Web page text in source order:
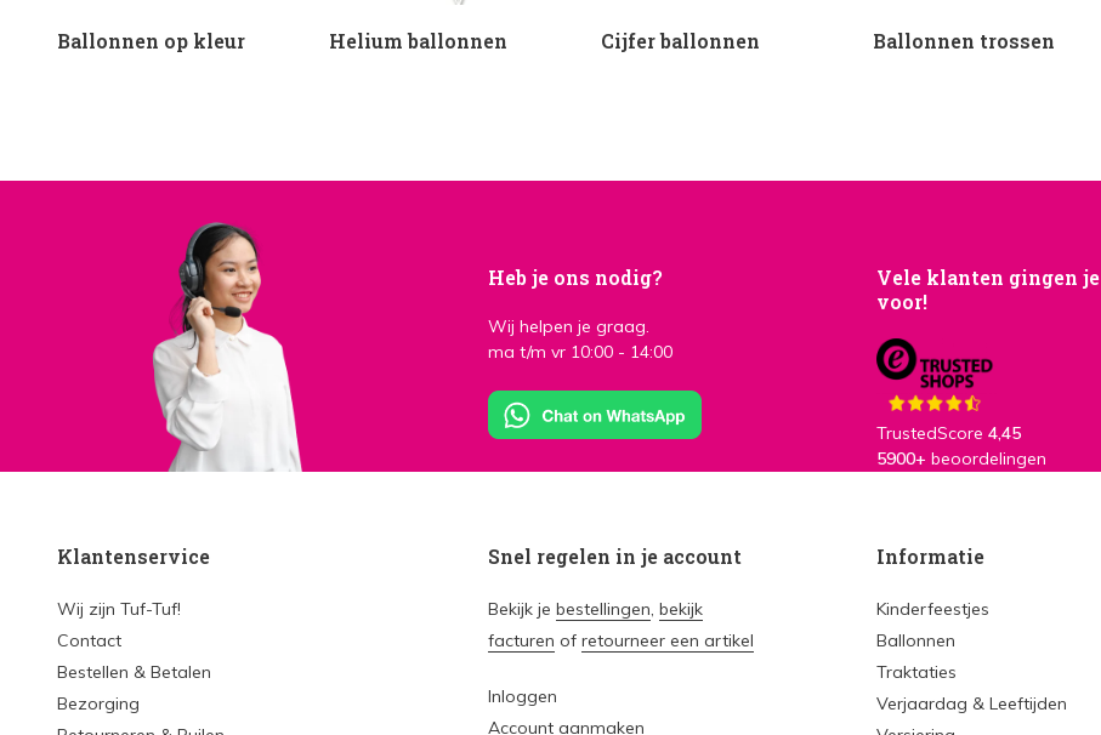
Ballonnen op kleur Helium ballonnen Cijfer ballonnen Ballonnen trossen
Heb je ons nodig?
Wij helpen je graag.
ma t/m vr 10:00 - 14:00
Vele klanten gingen je
voor!
TrustedScore 4,45
5900+ beoordelingen
Klantenservice
Wij zijn Tuf-Tuf!
Contact
Bestellen & Betalen
Bezorging
Snel regelen in je account
Bekijk je bestellingen, bekijk
facturen of retourneer een artikel
Inloggen
Account aanmaken
Informatie
Kinderfeestjes
Ballonnen
Traktaties
Verjaardag & Leeftijden